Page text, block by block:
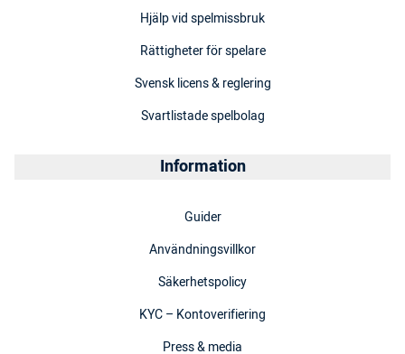
Hjälp vid spelmissbruk
Rättigheter för spelare
Svensk licens & reglering
Svartlistade spelbolag
Information
Guider
Användningsvillkor
Säkerhetspolicy
KYC – Kontoverifiering
Press & media